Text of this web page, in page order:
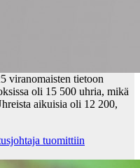
viranomaisten tietoon
oli 15 500 uhria, mikä
aikuisia oli 12 200,
tuomittiin